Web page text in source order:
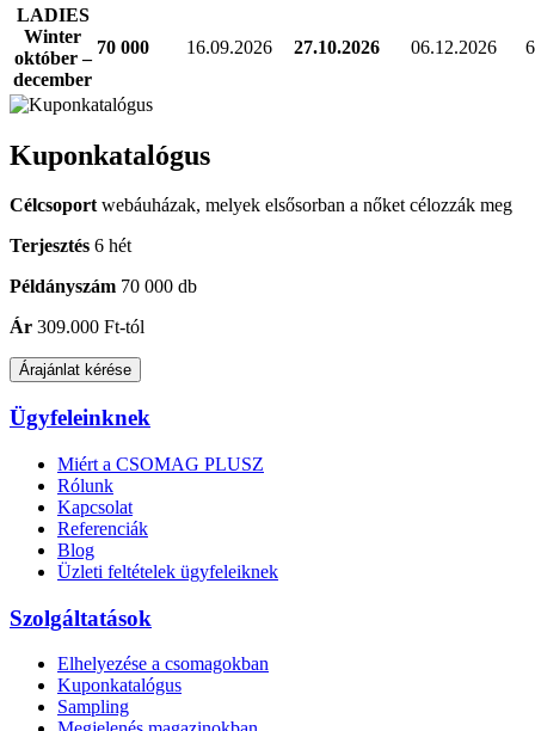
LADIES
Winter
október –
december
70 000 16.09.2026 27.10.2026 06.12.2026
Kuponkatalógus
Célcsoport webáuházak, melyek elsősorban a nőket célozzák meg
Terjesztés 6 hét
Példányszám 70 000 db
Ár 309.000 Ft-tól
Árajánlat kérése
Ügyfeleinknek
Miért a CSOMAG PLUSZ
Rólunk
Kapcsolat
Referenciák
Blog
Üzleti feltételek ügyfeleiknek
Szolgáltatások
Elhelyezése a csomagokban
Kuponkatalógus
Sampling